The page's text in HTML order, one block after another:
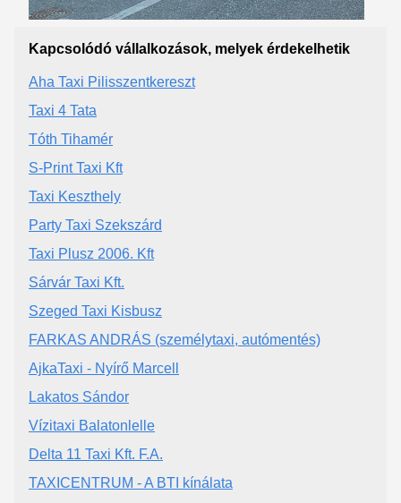
Kapcsolódó vállalkozások, melyek érdekelhetik
Aha Taxi Pilisszentkereszt
Taxi 4 Tata
Tóth Tihamér
S-Print Taxi Kft
Taxi Keszthely
Party Taxi Szekszárd
Taxi Plusz 2006. Kft
Sárvár Taxi Kft.
Szeged Taxi Kisbusz
FARKAS ANDRÁS (személytaxi, autómentés)
AjkaTaxi - Nyírő Marcell
Lakatos Sándor
Vízitaxi Balatonlelle
Delta 11 Taxi Kft. F.A.
TAXICENTRUM - A BTI kínálata